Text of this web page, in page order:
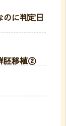
に判定日
胚移植②